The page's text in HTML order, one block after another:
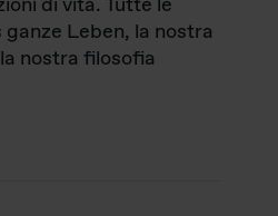
Leben, la nostra
nostra filosofia